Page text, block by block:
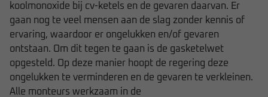
koolmonoxide bij cv-ketels en de gevaren daarvan. Er
gaan nog te veel mensen aan de slag zonder kennis of
ervaring, waardoor er ongelukken en/of gevaren
ontstaan. Om dit tegen te gaan is de gasketelwet
opgesteld. Op deze manier hoopt de regering deze
ongelukken te verminderen en de gevaren te verkleinen.
Alle monteurs werkzaam in de